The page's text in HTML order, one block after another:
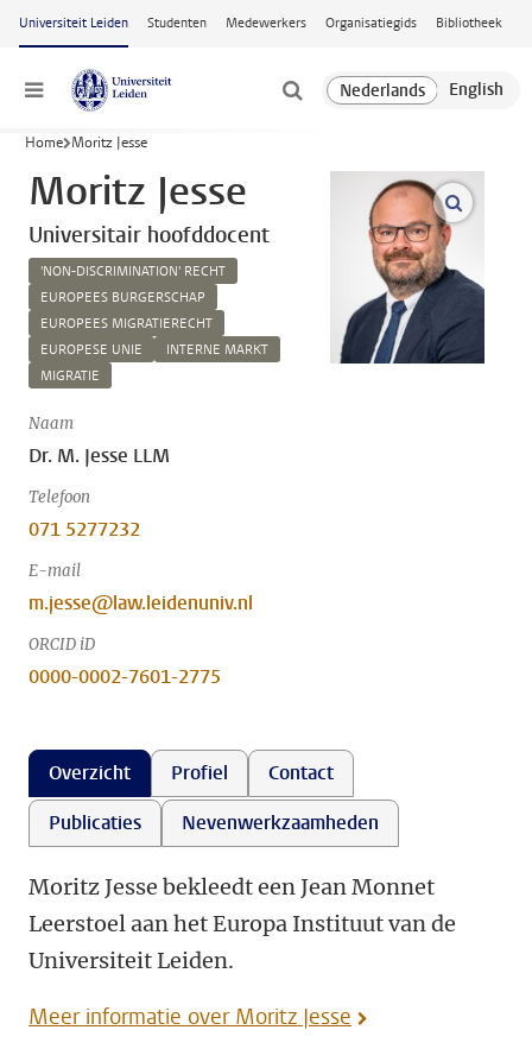
Ga naar hoofdinhoud
Universiteit Leiden Studenten Medewerkers Organisatiegids Bibliotheek
Menu
Home Moritz Jesse
Moritz Jesse
Universitair hoofddocent
'NON-DISCRIMINATION' RECHT
EUROPEES BURGERSCHAP
EUROPEES MIGRATIERECHT
EUROPESE UNIE
INTERNE MARKT
MIGRATIE
Naam
Dr. M. Jesse LLM
Telefoon
071 5277232
E-mail
m.jesse@law.leidenuniv.nl
ORCID iD
0000-0002-7601-2775
open
Overzicht Profiel
Contact
Publicaties
Nevenwerkzaamheden
Moritz Jesse bekleedt een Jean Monnet
Leerstoel aan het Europa Instituut van de
Universiteit Leiden.
Meer informatie over Moritz Jesse